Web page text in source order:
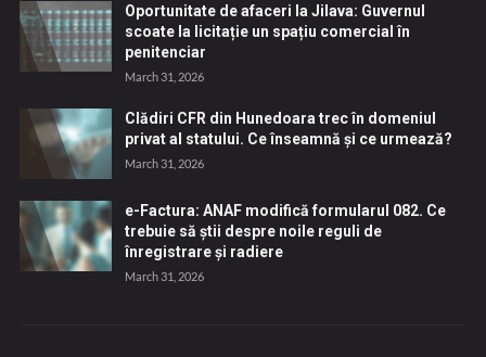
Oportunitate de afaceri la Jilava: Guvernul
scoate la licitație un spațiu comercial în
penitenciar
March 31, 2026
Clădiri CFR din Hunedoara trec în domeniul
privat al statului. Ce înseamnă și ce urmează?
March 31, 2026
e-Factura: ANAF modifică formularul 082. Ce
trebuie să știi despre noile reguli de
înregistrare și radiere
March 31, 2026